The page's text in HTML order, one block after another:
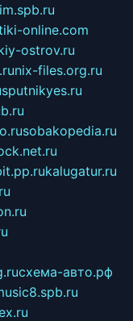
online.com
ostrov.ru
nix-files.org.ru
sputnikyes.ru
sobakopedia.ru
kalugatur.ru
схема-авто.рф